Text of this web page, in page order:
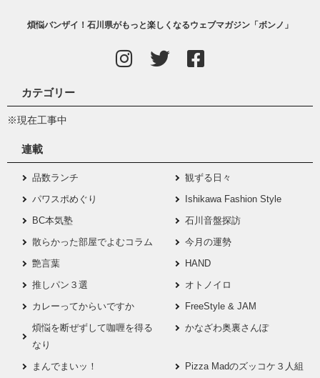
煩悩バンザイ！石川県がもっと楽しくなるウェブマガジン「ボンノ」
カテゴリー
※現在工事中
連載
品数ランチ
観ずる日々
パワスポめぐり
Ishikawa Fashion Style
BC本気塾
石川音盤探訪
散らかった部屋でよむコラム
今月の運勢
艶言葉
HAND
推しパン３選
オトノイロ
カレーってからいですか
FreeStyle & JAM
煩悩を断ぜずして咖喱を得る
なり
かなざわ奥裏さんぽ
まんでまいッ！ Pizza Madのズッコケ３人組